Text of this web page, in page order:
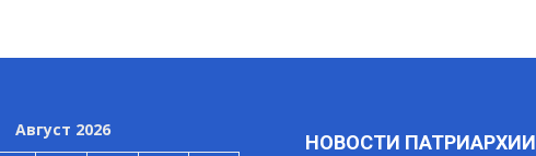
Август 2026
НОВОСТИ ПАТРИАРХИИ